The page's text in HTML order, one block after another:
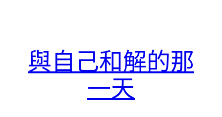
與自己和解的那
一天